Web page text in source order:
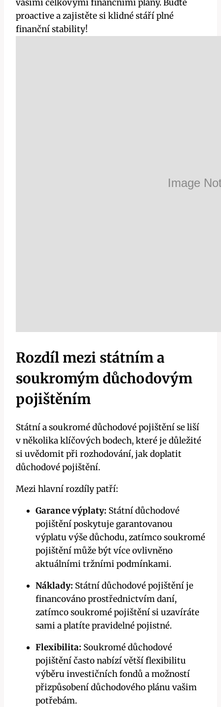
vašimi celkovými finančními plány. Buďte
proactive a zajistěte si klidné stáří plné
finanční stability!
Rozdíl mezi státním a
soukromým důchodovým
pojištěním
Státní a soukromé důchodové pojištění se liší
v několika klíčových bodech, které je důležité
si uvědomit při rozhodování, jak doplatit
důchodové pojištění.
Mezi hlavní rozdíly patří:
Garance výplaty: Státní důchodové
pojištění poskytuje garantovanou
výplatu výše důchodu, zatímco soukromé
pojištění může být více ovlivněno
aktuálními tržními podmínkami.
Náklady: Státní důchodové pojištění je
financováno prostřednictvím daní,
zatímco soukromé pojištění si uzavíráte
sami a platíte pravidelné pojistné.
Flexibilita: Soukromé důchodové
pojištění často nabízí větší flexibilitu
výběru investičních fondů a možností
přizpůsobení důchodového plánu vašim
potřebám.